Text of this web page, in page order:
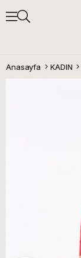
Anasayfa KADIN